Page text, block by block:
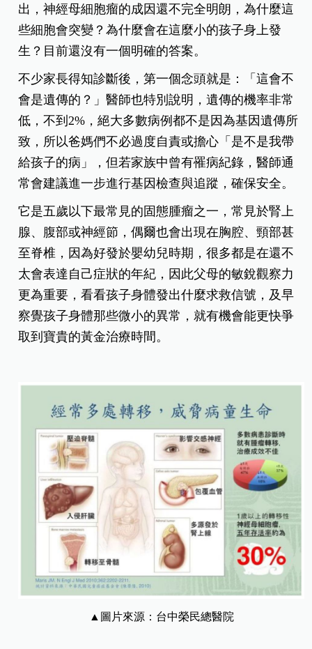
出，神經母細胞瘤的成因還不完全明朗，為什麼這
些細胞會突變？為什麼會在這麼小的孩子身上發
生？目前還沒有一個明確的答案。
不少家長得知診斷後，第一個念頭就是：「這會不
會是遺傳的？」醫師也特別說明，遺傳的機率非常
低，不到2%，絕大多數病例都不是因為基因遺傳所
致，所以爸媽們不必過度自責或擔心「是不是我帶
給孩子的病」，但若家族中曾有罹病紀錄，醫師通
常會建議進一步進行基因檢查與追蹤，確保安全。
它是五歲以下最常見的固態腫瘤之一，常見於腎上
腺、腹部或神經節，偶爾也會出現在胸腔、頸部甚
至脊椎，因為好發於嬰幼兒時期，很多都是在還不
太會表達自己症狀的年紀，因此父母的敏銳觀察力
更為重要，看看孩子身體發出什麼求救信號，及早
察覺孩子身體那些微小的異常，就有機會能更快爭
取到寶貴的黃金治療時間。
▲圖片來源：台中榮民總醫院